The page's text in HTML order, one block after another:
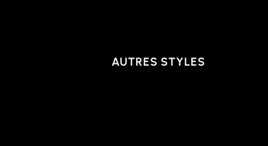
AUTRES STYLES